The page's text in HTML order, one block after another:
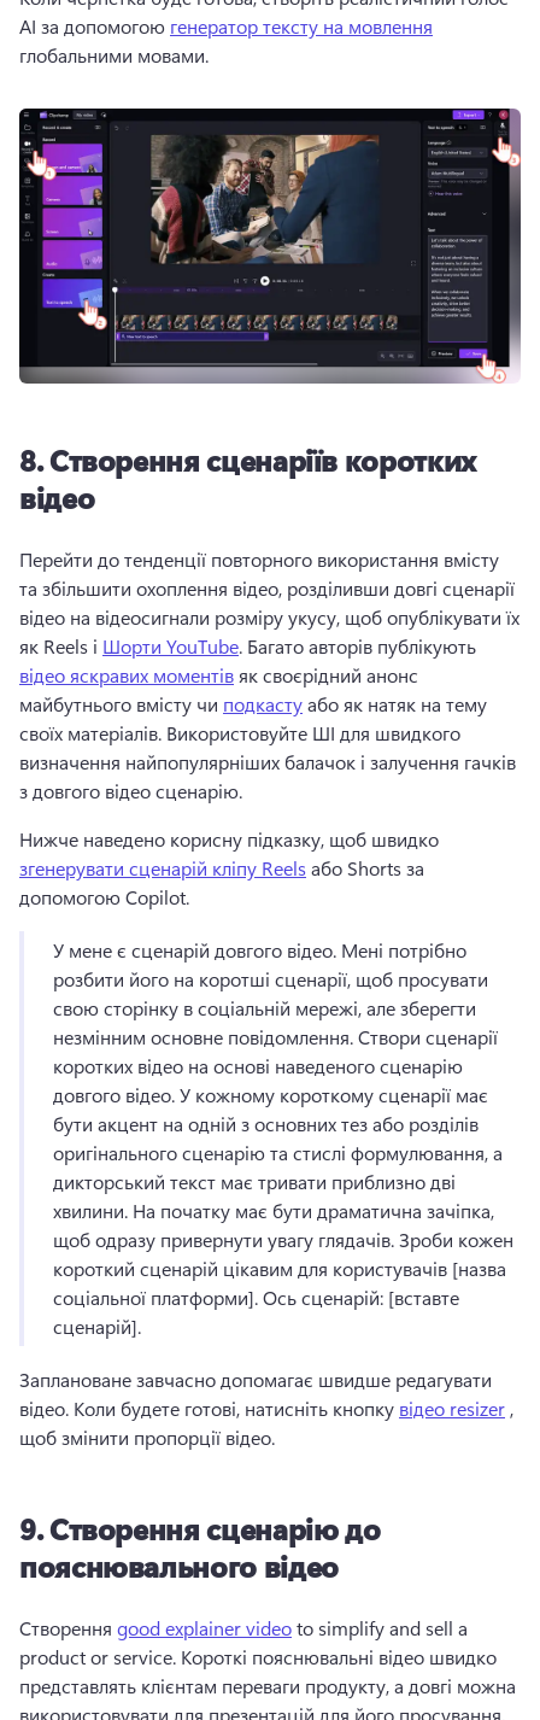
AI за допомогою генератор тексту на мовлення
глобальними мовами.
8.Створення сценаріїв коротких
відео
Перейти до тенденції повторного використання вмісту
та збільшити охоплення відео, розділивши довгі сценарії
відео на відеосигнали розміру укусу, щоб опублікувати їх
як Reels і Шорти YouTube. Багато авторів публікують
відео яскравих моментів як своєрідний анонс
майбутнього вмісту чи подкасту або як натяк на тему
своїх матеріалів. Використовуйте ШІ для швидкого
визначення найпопулярніших балачок і залучення гачків
з довгого відео сценарію.
Нижче наведено корисну підказку, щоб швидко
згенерувати сценарій кліпу Reels або Shorts за
допомогою Copilot.
У мене є сценарій довгого відео. Мені потрібно
розбити його на коротші сценарії, щоб просувати
свою сторінку в соціальній мережі, але зберегти
незмінним основне повідомлення. Створи сценарії
коротких відео на основі наведеного сценарію
довгого відео. У кожному короткому сценарії має
бути акцент на одній з основних тез або розділів
оригінального сценарію та стислі формулювання, а
дикторський текст має тривати приблизно дві
хвилини. На початку має бути драматична зачіпка,
щоб одразу привернути увагу глядачів. Зроби кожен
короткий сценарій цікавим для користувачів [назва
соціальної платформи]. Ось сценарій: [вставте
сценарій].
Заплановане завчасно допомагає швидше редагувати
відео. Коли будете готові, натисніть кнопку відео resizer ,
щоб змінити пропорції відео.
9.Створення сценарію до
пояснювального відео
Створення good explainer video to simplify and sell a
product or service. Короткі пояснювальні відео швидко
представлять клієнтам переваги продукту, а довгі можна